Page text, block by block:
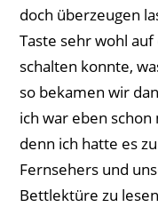
doch überzeugen
Taste sehr wohl
schalten konnte,
so bekamen wir
ich war eben
denn ich hatte es
Fernsehers und
Bettlektüre zu